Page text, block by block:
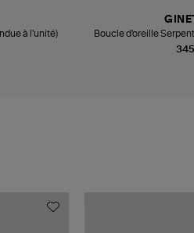
à l'unité)
Boucle d'oreille